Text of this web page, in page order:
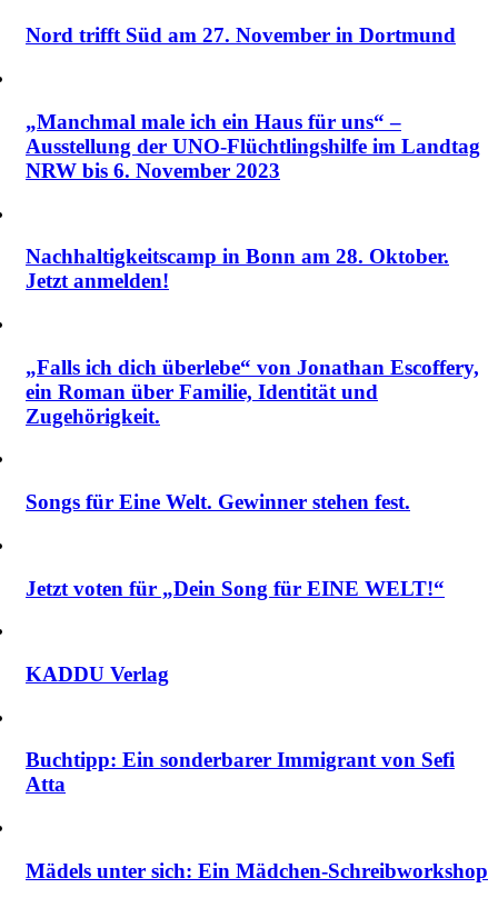
Nord trifft Süd am 27. November in Dortmund
„Manchmal male ich ein Haus für uns“ –
Ausstellung der UNO-Flüchtlingshilfe im Landtag
NRW bis 6. November 2023
Nachhaltigkeitscamp in Bonn am 28. Oktober.
Jetzt anmelden!
„Falls ich dich überlebe“ von Jonathan Escoffery,
ein Roman über Familie, Identität und
Zugehörigkeit.
Songs für Eine Welt. Gewinner stehen fest.
Jetzt voten für „Dein Song für EINE WELT!“
KADDU Verlag
Buchtipp: Ein sonderbarer Immigrant von Sefi
Atta
Mädels unter sich: Ein Mädchen-Schreibworkshop